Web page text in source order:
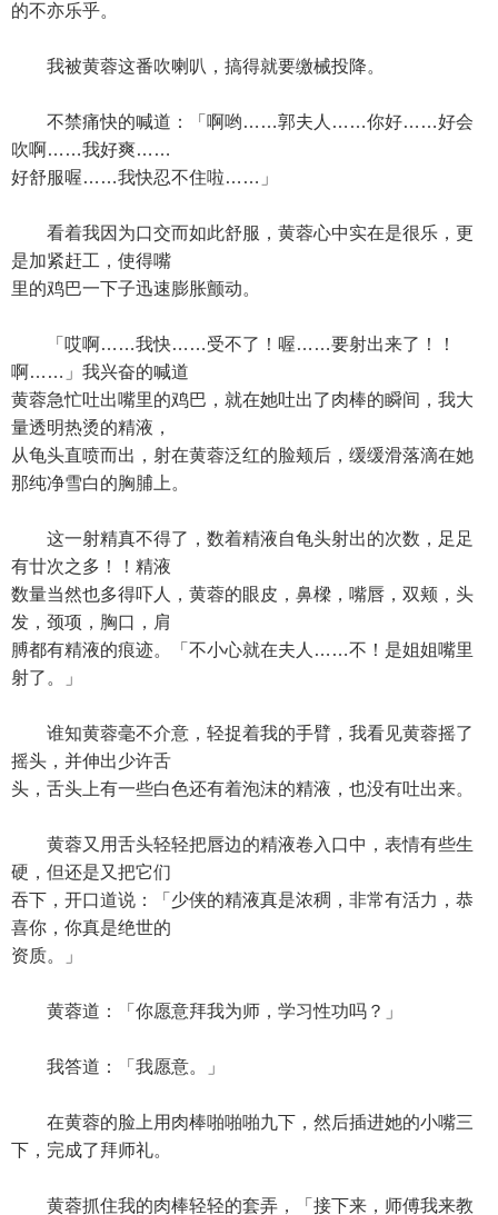
的不亦乐乎。
我被黄蓉这番吹喇叭，搞得就要缴械投降。
不禁痛快的喊道：「啊哟……郭夫人……你好……好会
吹啊……我好爽……
好舒服喔……我快忍不住啦……」
看着我因为口交而如此舒服，黄蓉心中实在是很乐，更
是加紧赶工，使得嘴
里的鸡巴一下子迅速膨胀颤动。
「哎啊……我快……受不了！喔……要射出来了！！
啊……」我兴奋的喊道
黄蓉急忙吐出嘴里的鸡巴，就在她吐出了肉棒的瞬间，我大
量透明热烫的精液，
从龟头直喷而出，射在黄蓉泛红的脸颊后，缓缓滑落滴在她
那纯净雪白的胸脯上。
这一射精真不得了，数着精液自龟头射出的次数，足足
有廿次之多！！精液
数量当然也多得吓人，黄蓉的眼皮，鼻樑，嘴唇，双颊，头
发，颈项，胸口，肩
膊都有精液的痕迹。「不小心就在夫人……不！是姐姐嘴里
射了。」
谁知黄蓉毫不介意，轻捉着我的手臂，我看见黄蓉摇了
摇头，并伸出少许舌
头，舌头上有一些白色还有着泡沫的精液，也没有吐出来。
黄蓉又用舌头轻轻把唇边的精液卷入口中，表情有些生
硬，但还是又把它们
吞下，开口道说：「少侠的精液真是浓稠，非常有活力，恭
喜你，你真是绝世的
资质。」
黄蓉道：「你愿意拜我为师，学习性功吗？」
我答道：「我愿意。」
在黄蓉的脸上用肉棒啪啪啪九下，然后插进她的小嘴三
下，完成了拜师礼。
黄蓉抓住我的肉棒轻轻的套弄，「接下来，师傅我来教